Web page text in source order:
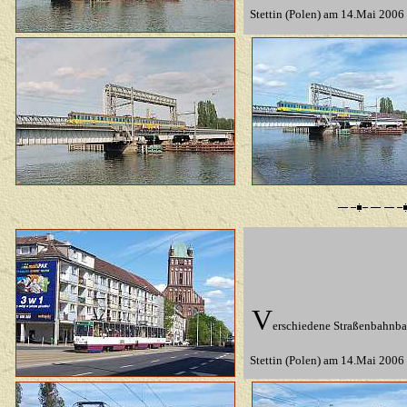
Stettin (Polen) am 14.Mai 2006
Verschiedene
Stettin (Polen) am 14.Mai 2006